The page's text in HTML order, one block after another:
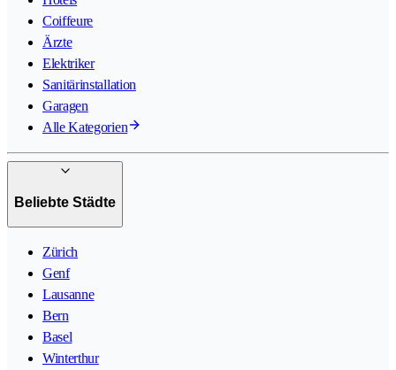
Coiffeure
Ärzte
Elektriker
Sanitärinstallation
Garagen
Alle Kategorien
Beliebte Städte
Zürich
Genf
Lausanne
Bern
Basel
Winterthur